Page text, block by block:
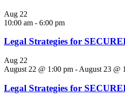
Aug 22
10:00 am - 6:00 pm
Legal Strategies for
Aug 22
August 22 @ 1:00 pm - August 23 @
Legal Strategies for